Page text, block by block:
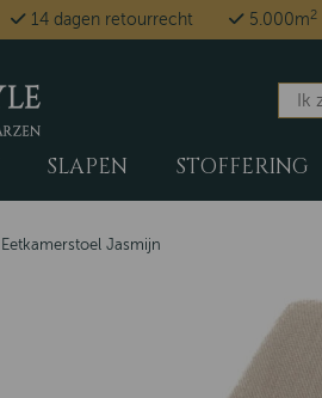
14 dagen retourrecht 5.000m2
SLAPEN STOFFERING
Eetkamerstoel Jasmijn